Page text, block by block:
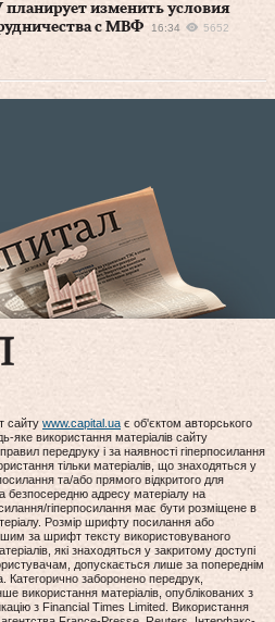
изменить условия
с МВФ
16:34 5652
сайту www.capital.ua є об'єктом авторського
яке використання матеріалів сайту
передруку і за наявності гіперпосилання
тільки матеріалів, що знаходяться у
та/або прямого відкритого для
безпосередню адресу матеріалу на
гіперпосилання має бути розміщене в
Розмір шрифту посилання або
за шрифт тексту використовуваного
які знаходяться у закритому доступі
допускається лише за попереднім
заборонено передрук,
використання матеріалів, опублікованих з
з Financial Times Limited. Використання